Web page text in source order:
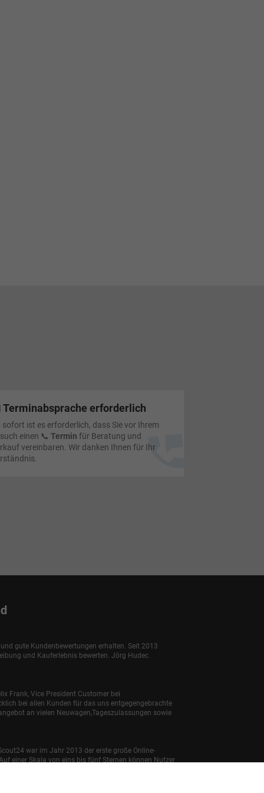
Terminabsprache erforderlich
sofort ist es erforderlich, dass Sie vor Ihrem
einen 📞Termin für Beratung und
vereinbaren. Wir danken Ihnen für Ihr
gute Kundenbewertungen erhalten. Seit 2013
und Kauferlebnis bewerten. Jörg Hudec
Frank, Vice President Customer bei
bei allen Kunden für das uns entgegengebrachte
an vielen Neuwagen,Tageszulassungen sowie
war im Jahr 2013 der erste große Online-
einer Skala von eins bis fünf Sternen können Nutzer